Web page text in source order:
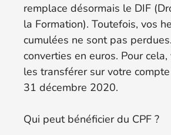
remplace désormais le DIF
la Formation). Toutefois, vos
cumulées ne sont pas
converties en euros. Pour
les transférer sur votre
31 décembre 2020.
Qui peut bénéficier du CPF ?